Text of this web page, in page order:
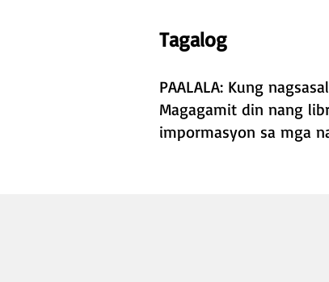
Tagalog
PAALALA: Kung
Magagamit din nang
impormasyon sa mga